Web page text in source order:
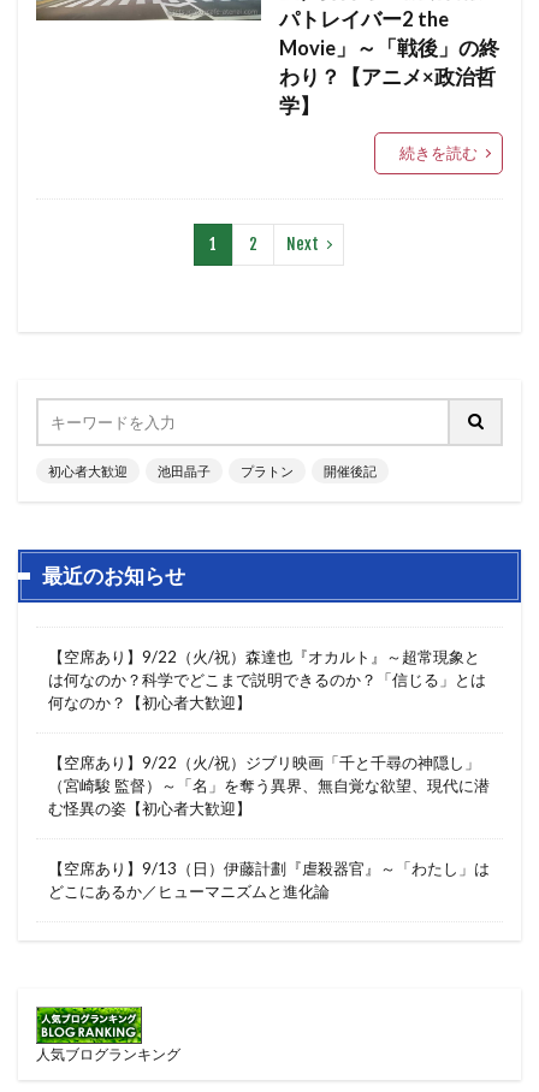
パトレイバー2 the
Movie」～「戦後」の終
わり？【アニメ×政治哲
学】
続きを読む
1 2 Next
初心者大歓迎 池田晶子 プラトン 開催後記
最近のお知らせ
【空席あり】9/22（火/祝）森達也『オカルト』～超常現象と
は何なのか？科学でどこまで説明できるのか？「信じる」とは
何なのか？【初心者大歓迎】
【空席あり】9/22（火/祝）ジブリ映画「千と千尋の神隠し」
（宮崎駿 監督）～「名」を奪う異界、無自覚な欲望、現代に潜
む怪異の姿【初心者大歓迎】
【空席あり】9/13（日）伊藤計劃『虐殺器官』～「わたし」は
どこにあるか／ヒューマニズムと進化論
人気ブログランキング